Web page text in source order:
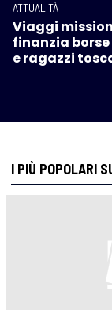
ATTUALITÀ
Viaggi
finanzia
e ragazzi
I PIÙ POPOLARI